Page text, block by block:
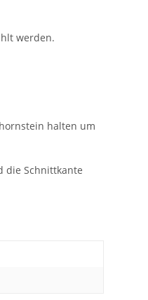
werden.
halten um
die Schnittkante